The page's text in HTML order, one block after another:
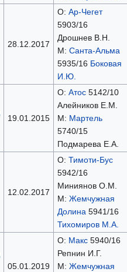
28.12.2017
О: Ар-Чегет
5903/16
Дрошнев В.Н.
М: Санта-Альма
5935/16 Боковая
И.Ю.
19.01.2015
О: Атос5142/10
Алейников Е.М.
М: Мартель
5740/15
Подмарева Е.А.
12.02.2017
О: Тимоти-Бус
5942/16
Миниянов О.М.
М: Жемчужная
Долина 5941/16
Тихомиров М.А.
05.01.2019
О: Макс5940/16
Репнин И.Г.
М: Жемчужная